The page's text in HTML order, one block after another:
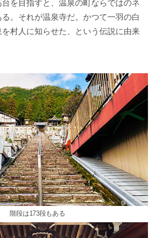
を目指すと、温泉の町ならではのネ
。それが温泉寺だ。かつて一羽の白
村人に知らせた、という伝説に由来
階段は173段もある